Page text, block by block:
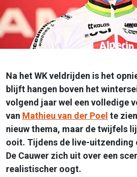
Na het WK veldrijden is het
blijft hangen boven het
volgend jaar wel een volledige
van Mathieu van der Poel te
nieuw thema, maar de twijfels
ooit. Tijdens de live-uitzending
De Cauwer zich uit over een
realistischer oogt.